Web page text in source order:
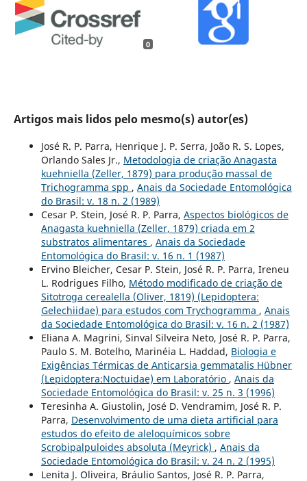
0
Artigos mais lidos pelo mesmo(s) autor(es)
José R. P. Parra, Henrique J. P. Serra, João R. S. Lopes,
Orlando Sales Jr., Metodologia de criação Anagasta
kuehniella (Zeller, 1879) para produção massal de
Trichogramma spp , Anais da Sociedade Entomológica
do Brasil: v. 18 n. 2 (1989)
Cesar P. Stein, José R. P. Parra, Aspectos biológicos de
Anagasta kuehniella (Zeller, 1879) criada em 2
substratos alimentares , Anais da Sociedade
Entomológica do Brasil: v. 16 n. 1 (1987)
Ervino Bleicher, Cesar P. Stein, José R. P. Parra, Ireneu
L. Rodrigues Filho, Método modificado de criação de
Sitotroga cerealella (Oliver, 1819) (Lepidoptera:
Gelechiidae) para estudos com Trychogramma , Anais
da Sociedade Entomológica do Brasil: v. 16 n. 2 (1987)
Eliana A. Magrini, Sinval Silveira Neto, José R. P. Parra,
Paulo S. M. Botelho, Marinéia L. Haddad, Biologia e
Exigências Térmicas de Anticarsia gemmatalis Hübner
(Lepidoptera:Noctuidae) em Laboratório , Anais da
Sociedade Entomológica do Brasil: v. 25 n. 3 (1996)
Teresinha A. Giustolin, José D. Vendramim, José R. P.
Parra, Desenvolvimento de uma dieta artificial para
estudos do efeito de aleloquímicos sobre
Scrobipalpuloides absoluta (Meyrick) , Anais da
Sociedade Entomológica do Brasil: v. 24 n. 2 (1995)
Lenita J. Oliveira, Bráulio Santos, José R. P. Parra,